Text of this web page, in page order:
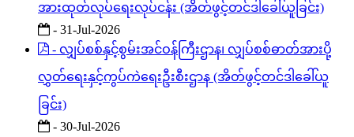
အားထုတ်လုပ်ရေးလုပ်ငန်း (အိတ်ဖွင့်တင်ဒါခေါ်ယူခြင်း)
- 31-Jul-2026
- လျှပ်စစ်နှင့်စွမ်းအင်ဝန်ကြီးဌာန၊ လျှပ်စစ်ဓာတ်အားပို့
လွှတ်ရေးနှင့်ကွပ်ကဲရေးဦးစီးဌာန (အိတ်ဖွင့်တင်ဒါခေါ်ယူ
ခြင်း)
- 30-Jul-2026